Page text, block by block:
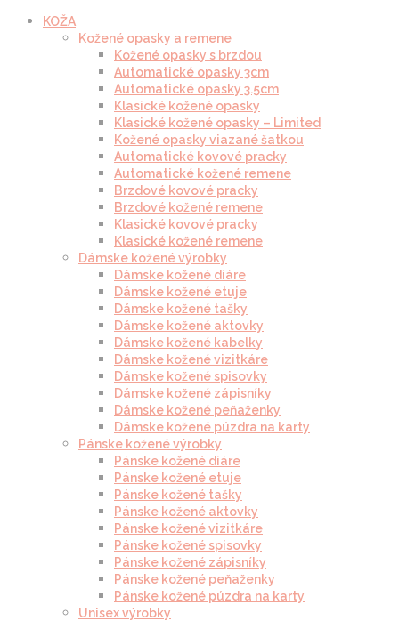
KOŽA
Kožené opasky a remene
Kožené opasky s brzdou
Automatické opasky 3cm
Automatické opasky 3.5cm
Klasické kožené opasky
Klasické kožené opasky – Limited
Kožené opasky viazané šatkou
Automatické kovové pracky
Automatické kožené remene
Brzdové kovové pracky
Brzdové kožené remene
Klasické kovové pracky
Klasické kožené remene
Dámske kožené výrobky
Dámske kožené diáre
Dámske kožené etuje
Dámske kožené tašky
Dámske kožené aktovky
Dámske kožené kabelky
Dámske kožené vizitkáre
Dámske kožené spisovky
Dámske kožené zápisníky
Dámske kožené peňaženky
Dámske kožené púzdra na karty
Pánske kožené výrobky
Pánske kožené diáre
Pánske kožené etuje
Pánske kožené tašky
Pánske kožené aktovky
Pánske kožené vizitkáre
Pánske kožené spisovky
Pánske kožené zápisníky
Pánske kožené peňaženky
Pánske kožené púzdra na karty
Unisex výrobky